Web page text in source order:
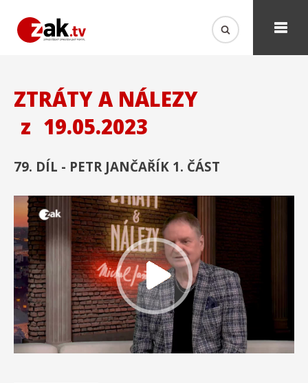
ZTRÁTY A NÁLEZY
z 19.05.2023
79. DÍL - PETR JANČAŘÍK 1. ČÁST